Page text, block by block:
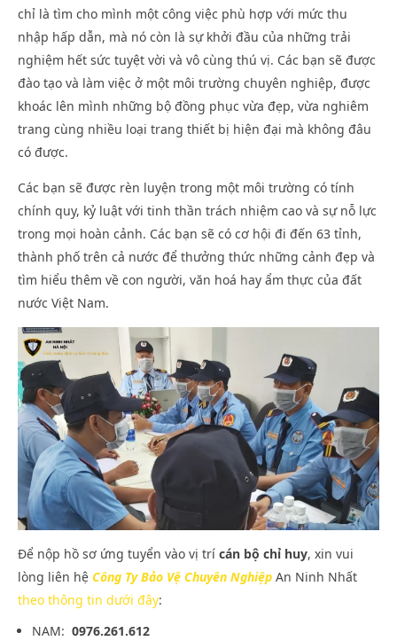
chỉ là tìm cho mình một công việc phù hợp với mức thu
nhập hấp dẫn, mà nó còn là sự khởi đầu của những trải
nghiệm hết sức tuyệt vời và vô cùng thú vị. Các bạn sẽ được
đào tạo và làm việc ở một môi trường chuyên nghiệp, được
khoác lên mình những bộ đồng phục vừa đẹp, vừa nghiêm
trang cùng nhiều loại trang thiết bị hiện đại mà không đâu
có được.
Các bạn sẽ được rèn luyện trong một môi trường có tính
chính quy, kỷ luật với tinh thần trách nhiệm cao và sự nỗ lực
trong mọi hoàn cảnh. Các bạn sẽ có cơ hội đi đến 63 tỉnh,
thành phố trên cả nước để thưởng thức những cảnh đẹp và
tìm hiểu thêm về con người, văn hoá hay ẩm thực của đất
nước Việt Nam.
Để nộp hồ sơ ứng tuyển vào vị trí cán bộ chỉ huy, xin vui
lòng liên hệ Công Ty Bảo Vệ Chuyên Nghiệp An Ninh Nhất
theo thông tin dưới đây:
NAM: 0976.261.612